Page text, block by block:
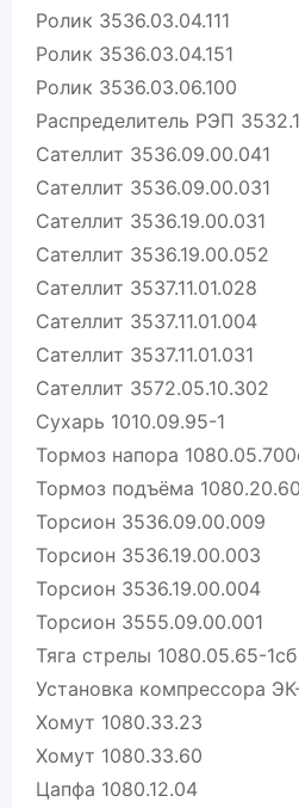
Ролик 3536.03.04.111
Ролик 3536.03.04.151
Ролик 3536.03.06.100
Распределитель РЭП
Сателлит 3536.09.00.041
Сателлит 3536.09.00.031
Сателлит 3536.19.00.031
Сателлит 3536.19.00.052
Сателлит 3537.11.01.028
Сателлит 3537.11.01.004
Сателлит 3537.11.01.031
Сателлит 3572.05.10.302
Сухарь 1010.09.95-1
Тормоз напора
Тормоз подъёма
Торсион 3536.09.00.009
Торсион 3536.19.00.003
Торсион 3536.19.00.004
Торсион 3555.09.00.001
Тяга стрелы 1080.05.65-1сб
Установка компрессора
Хомут 1080.33.23
Хомут 1080.33.60
Цапфа 1080.12.04